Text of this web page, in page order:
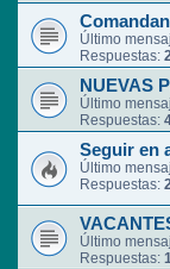
Último
Respuestas:
NUEVAS
Último
Respuestas:
Seguir en
Último
Respuestas:
Último
Respuestas: